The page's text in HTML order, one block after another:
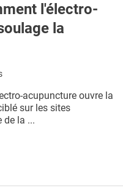
en
l'électro-
la
acupuncture ouvre la
sur les sites
de la ...